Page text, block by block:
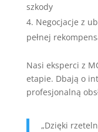
szkody
Negocjacje z
pełnej
Nasi eksperci z
etapie. Dbają o
profesjonalną
„Dzięki